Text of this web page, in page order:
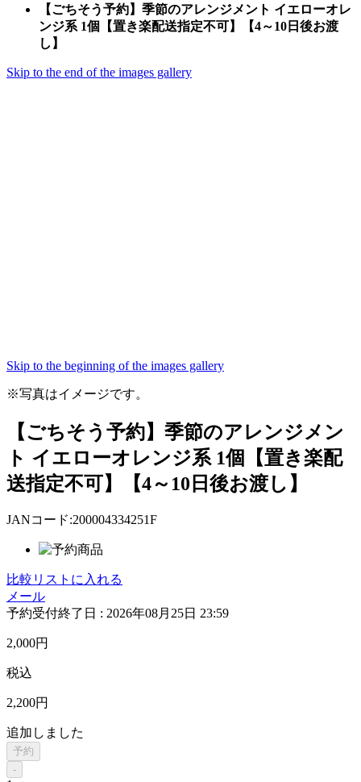
【ごちそう予約】季節のアレンジメント イエローオレ
ンジ系 1個【置き楽配送指定不可】【4～10日後お渡
し】
Skip to the end of the images gallery
Skip to the beginning of the images gallery
※写真はイメージです。
【ごちそう予約】季節のアレンジメン
ト イエローオレンジ系 1個【置き楽配
送指定不可】【4～10日後お渡し】
JANコード:200004334251F
比較リストに入れる
メール
予約受付終了日 : 2026年08月25日 23:59
2,000円
税込
2,200円
追加しました
予約
-